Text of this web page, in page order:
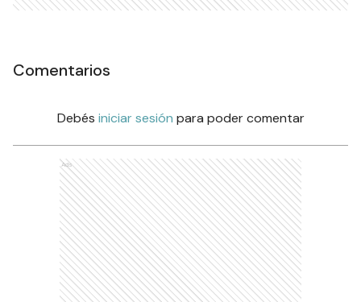
Comentarios
Debés iniciar sesión para poder comentar
Ads